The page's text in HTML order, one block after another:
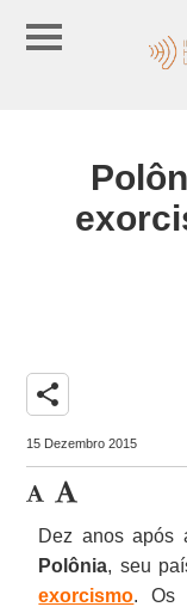
share
15 Dezembro 2015
Dez anos após
Polônia, seu
exorcismo. Os